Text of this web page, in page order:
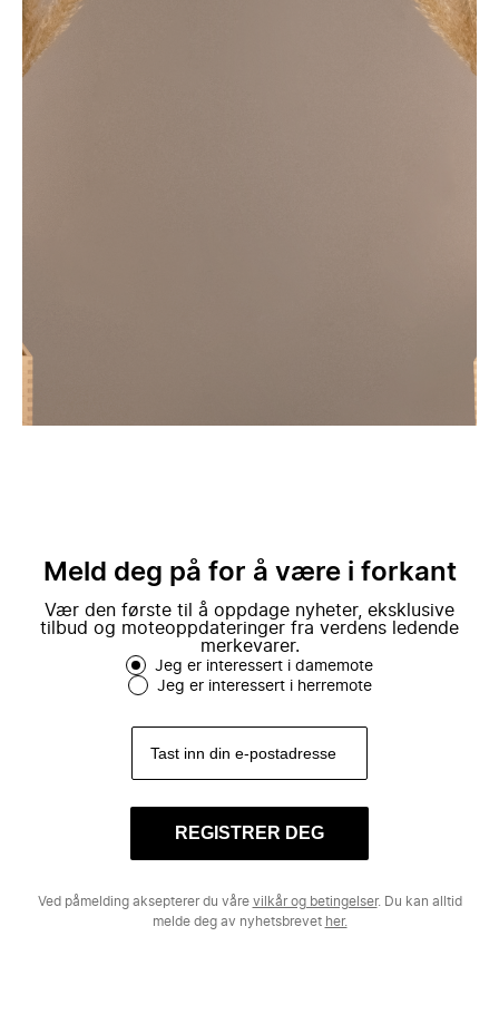
Meld deg på for å være i forkant
Vær den første til å oppdage nyheter, eksklusive
tilbud og moteoppdateringer fra verdens ledende
merkevarer.
Jeg er interessert i damemote
Jeg er interessert i herremote
REGISTRER DEG
Ved påmelding aksepterer du våre vilkår og betingelser. Du kan alltid
melde deg av nyhetsbrevet her.